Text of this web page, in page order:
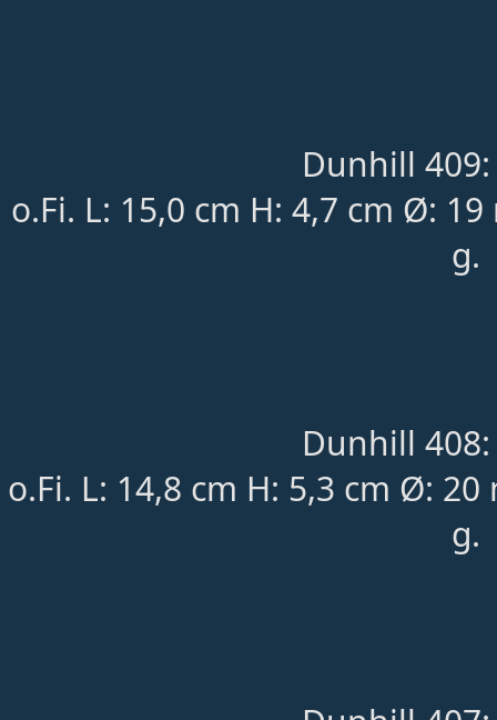
Dunhill
o.Fi. L: 15,0 cm H: 4,7 cm Ø:
g.
Dunhill
o.Fi. L: 14,8 cm H: 5,3 cm Ø:
g.